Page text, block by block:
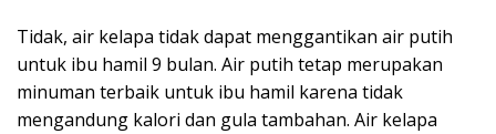
Tidak, air kelapa tidak dapat menggantikan air putih
untuk ibu hamil 9 bulan. Air putih tetap merupakan
minuman terbaik untuk ibu hamil karena tidak
mengandung kalori dan gula tambahan. Air kelapa